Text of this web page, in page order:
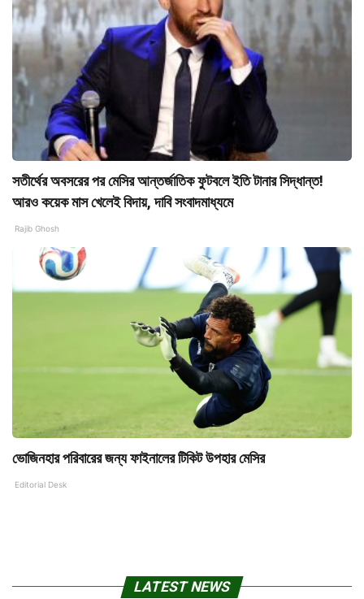
সতীর্থের অবসরের পর মেসির আন্তর্জাতিক ফুটবলে ইতি টানার সিদ্ধান্ত!
আরও কয়েক মাস খেলেই বিদায়, দাবি সংবাদমাধ্যমে
Rajib Ghosh
ভোজিনহার পরিবারের জন্য ফাইনালের টিকিট উপহার মেসির
Editorial Desk
LATEST NEWS